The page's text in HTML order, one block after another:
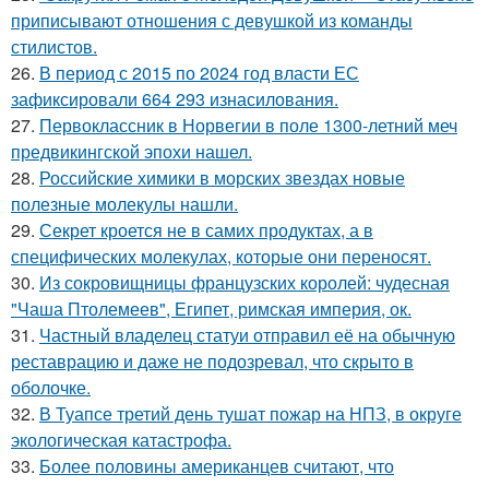
приписывают отношения с девушкой из команды
стилистов.
26. В период с 2015 по 2024 год власти ЕС
зафиксировали 664 293 изнасилования.
27. Первоклассник в Норвегии в поле 1300-летний меч
предвикингской эпохи нашел.
28. Российские химики в морских звездах новые
полезные молекулы нашли.
29. Секрет кроется не в самих продуктах, а в
специфических молекулах, которые они переносят.
30. Из сокровищницы французских королей: чудесная
"Чаша Птолемеев", Египет, римская империя, ок.
31. Частный владелец статуи отправил её на обычную
реставрацию и даже не подозревал, что скрыто в
оболочке.
32. В Туапсе третий день тушат пожар на НПЗ, в округе
экологическая катастрофа.
33. Более половины американцев считают, что